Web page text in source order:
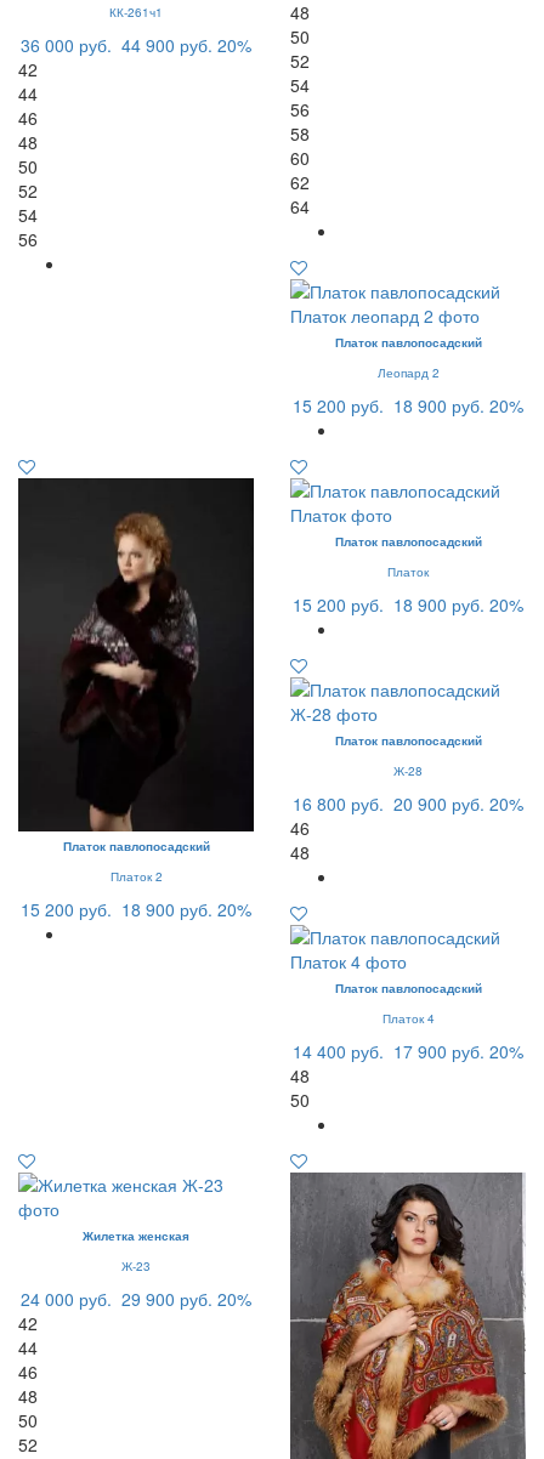
КК-261ч1
36 000 руб. 44 900 руб. 20%
42
44
46
48
50
52
54
56
48
50
52
54
56
58
60
62
64
Платок павлопосадский
Леопард 2
15 200 руб. 18 900 руб. 20%
Платок павлопосадский
Платок 2
15 200 руб. 18 900 руб. 20%
Платок павлопосадский
Платок
15 200 руб. 18 900 руб. 20%
Платок павлопосадский
Ж-28
16 800 руб. 20 900 руб. 20%
46
48
Платок павлопосадский
Платок 4
14 400 руб. 17 900 руб. 20%
48
50
Жилетка женская
Ж-23
24 000 руб. 29 900 руб. 20%
42
44
46
48
50
52